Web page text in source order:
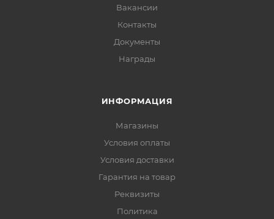
Вакансии
Контакты
Документы
Награды
ИНФОРМАЦИЯ
Магазины
Условия оплаты
Условия доставки
Гарантия на товар
Реквизиты
Политика